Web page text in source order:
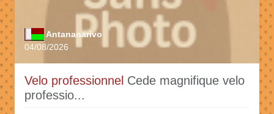
Antananarivo
04/08/2026
Velo professionnel Cede magnifique velo
professio...